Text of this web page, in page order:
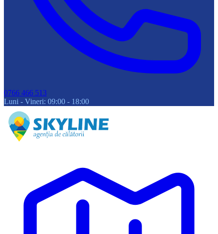
0766 466 513
Luni - Vineri: 09:00 - 18:00